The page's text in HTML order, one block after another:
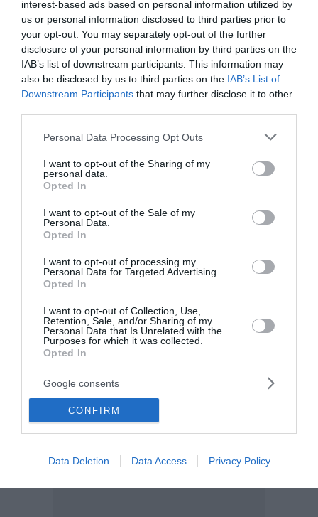
interest-based ads based on personal information utilized by
us or personal information disclosed to third parties prior to
your opt-out. You may separately opt-out of the further
disclosure of your personal information by third parties on the
IAB’s list of downstream participants. This information may
also be disclosed by us to third parties on the IAB’s List of
Downstream Participants that may further disclose it to other
Please note that this website/app uses one or more Google
not limited to your visit or usage behaviour. You may click to
grant or deny consent to Google and its third-party tags to
use your data for below specified purposes in below Google
consent section.
Personal Data Processing Opt Outs
I want to opt-out of the Sharing of my
personal data.
Opted In
I want to opt-out of the Sale of my
Personal Data.
Opted In
I want to opt-out of processing my
Personal Data for Targeted Advertising.
Opted In
I want to opt-out of Collection, Use,
Retention, Sale, and/or Sharing of my
Personal Data that Is Unrelated with the
Purposes for which it was collected.
Opted In
Google consents
CONFIRM
Data Deletion Data Access Privacy Policy
«Την ώρα που στην Ελλάδα η Κυβέρνηση Μητσοτάκη
επιμένει να βαφτίζει κάθε νέα ψηφιακή διαδικασία
«εκσυγχρονισμό» και κάθε επιβάρυνση του πολίτη
«μεταρρύθμιση», η νέα βρετανική κυβέρνηση κάνει
κάτι πολύ απλό: ακυ...
14:06 | 10 Αυγούστου 2026 Πολιτική